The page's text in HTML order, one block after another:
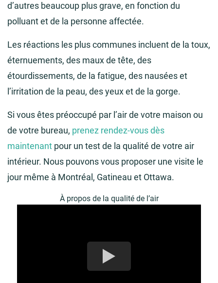
d’autres beaucoup plus grave, en fonction du
polluant et de la personne affectée.
Les réactions les plus communes incluent de la toux,
éternuements, des maux de tête, des
étourdissements, de la fatigue, des nausées et
l’irritation de la peau, des yeux et de la gorge.
Si vous êtes préoccupé par l’air de votre maison ou
de votre bureau, prenez rendez-vous dès
maintenant pour un test de la qualité de votre air
intérieur. Nous pouvons vous proposer une visite le
jour même à Montréal, Gatineau et Ottawa.
À propos de la qualité de l’air